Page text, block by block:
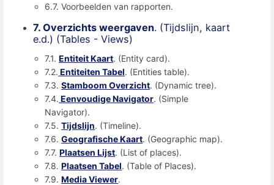
6.7. Voorbeelden van rapporten.
7. Overzichts weergaven. (Tijdslijn, kaart
e.d.) (Tables - Views)
7.1.Entiteit Kaart. (Entity card).
7.2. Entiteiten Tabel. (Entities table).
7.3.Stamboom Overzicht. (Dynamic tree).
7.4. Eenvoudige Navigator. (Simple
Navigator).
7.5.Tijdslijn. (Timeline).
7.6.Geografische Kaart. (Geographic map).
7.7.Plaatsen Lijst. (List of places).
7.8.Plaatsen Tabel. (Table of Places).
7.9.Media Viewer.